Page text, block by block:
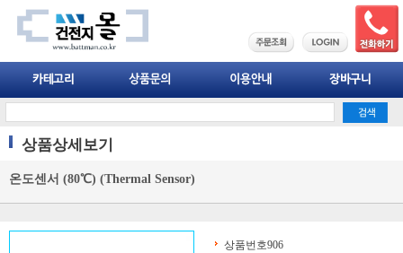
상품상세보기
온도센서 (80℃) (Thermal Sensor)
상품번호906